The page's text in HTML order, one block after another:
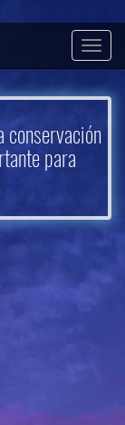
conservación
para